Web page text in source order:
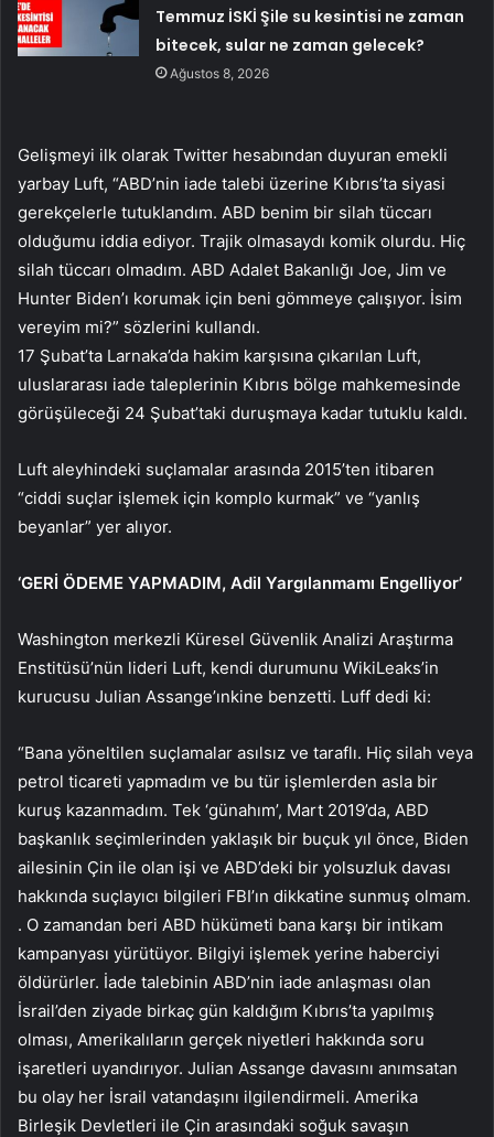
Temmuz İSKİ Şile su kesintisi ne zaman
bitecek, sular ne zaman gelecek?
Ağustos 8, 2026
Gelişmeyi ilk olarak Twitter hesabından duyuran emekli
yarbay Luft, “ABD’nin iade talebi üzerine Kıbrıs’ta siyasi
gerekçelerle tutuklandım. ABD benim bir silah tüccarı
olduğumu iddia ediyor. Trajik olmasaydı komik olurdu. Hiç
silah tüccarı olmadım. ABD Adalet Bakanlığı Joe, Jim ve
Hunter Biden’ı korumak için beni gömmeye çalışıyor. İsim
vereyim mi?” sözlerini kullandı.
17 Şubat’ta Larnaka’da hakim karşısına çıkarılan Luft,
uluslararası iade taleplerinin Kıbrıs bölge mahkemesinde
görüşüleceği 24 Şubat’taki duruşmaya kadar tutuklu kaldı.
Luft aleyhindeki suçlamalar arasında 2015’ten itibaren
“ciddi suçlar işlemek için komplo kurmak” ve “yanlış
beyanlar” yer alıyor.
‘GERİ ÖDEME YAPMADIM, Adil Yargılanmamı Engelliyor’
Washington merkezli Küresel Güvenlik Analizi Araştırma
Enstitüsü’nün lideri Luft, kendi durumunu WikiLeaks’in
kurucusu Julian Assange’ınkine benzetti. Luff dedi ki:
“Bana yöneltilen suçlamalar asılsız ve taraflı. Hiç silah veya
petrol ticareti yapmadım ve bu tür işlemlerden asla bir
kuruş kazanmadım. Tek ‘günahım’, Mart 2019’da, ABD
başkanlık seçimlerinden yaklaşık bir buçuk yıl önce, Biden
ailesinin Çin ile olan işi ve ABD’deki bir yolsuzluk davası
hakkında suçlayıcı bilgileri FBI’ın dikkatine sunmuş olmam.
. O zamandan beri ABD hükümeti bana karşı bir intikam
kampanyası yürütüyor. Bilgiyi işlemek yerine haberciyi
öldürürler. İade talebinin ABD’nin iade anlaşması olan
İsrail’den ziyade birkaç gün kaldığım Kıbrıs’ta yapılmış
olması, Amerikalıların gerçek niyetleri hakkında soru
işaretleri uyandırıyor. Julian Assange davasını anımsatan
bu olay her İsrail vatandaşını ilgilendirmeli. Amerika
Birleşik Devletleri ile Çin arasındaki soğuk savaşın